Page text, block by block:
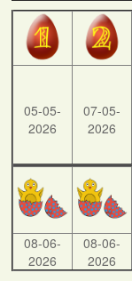
05-05-
2026
07-05-
2026
08-06-
2026
08-06-
2026